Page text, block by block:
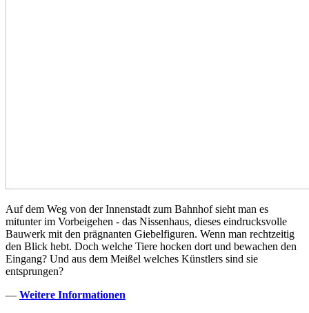
Auf dem Weg von der Innenstadt zum Bahnhof sieht man es
mitunter im Vorbeigehen - das Nissenhaus, dieses eindrucksvolle
Bauwerk mit den prägnanten Giebelfiguren. Wenn man rechtzeitig
den Blick hebt. Doch welche Tiere hocken dort und bewachen den
Eingang? Und aus dem Meißel welches Künstlers sind sie
entsprungen?
— Weitere Informationen